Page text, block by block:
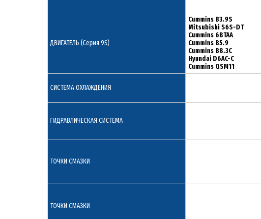
ДВИГАТЕЛЬ (Серия 9S)
Cummins B3.9S
Mitsubishi S6S-DT
Cummins 6BTAA
Cummins B5.9
Cummins B8.3C
Hyundai D6AC-C
Cummins QSM11
СИСТЕМА ОХЛАЖДЕНИЯ
ГИДРАВЛИЧЕСКАЯ СИСТЕМА
ТОЧКИ СМАЗКИ
ТОЧКИ СМАЗКИ